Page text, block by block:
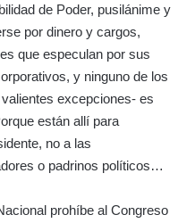
de Poder, pusilánime y
por dinero y cargos,
que especulan por sus
y ninguno de los
excepciones- es
están allí para
no a las
o padrinos políticos…
prohíbe al Congreso